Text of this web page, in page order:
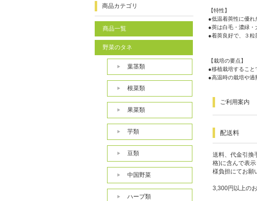
【特性】
●低温着莢性に優れ
●莢は白毛・濃緑・
●着莢良好で、３粒
【栽培の要点】
●移植栽培すること
●高温時の栽培や過
ご利用案内
配送料
送料、代金引換
格)に含んで表
様負担にてお願
3,300円以上の
商品カテゴリ
商品一覧
野菜のタネ
葉茎類
根菜類
果菜類
芋類
豆類
中国野菜
ハーブ類